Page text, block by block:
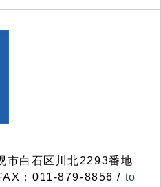
白石区川北2293番地
：011-879-8856 / to